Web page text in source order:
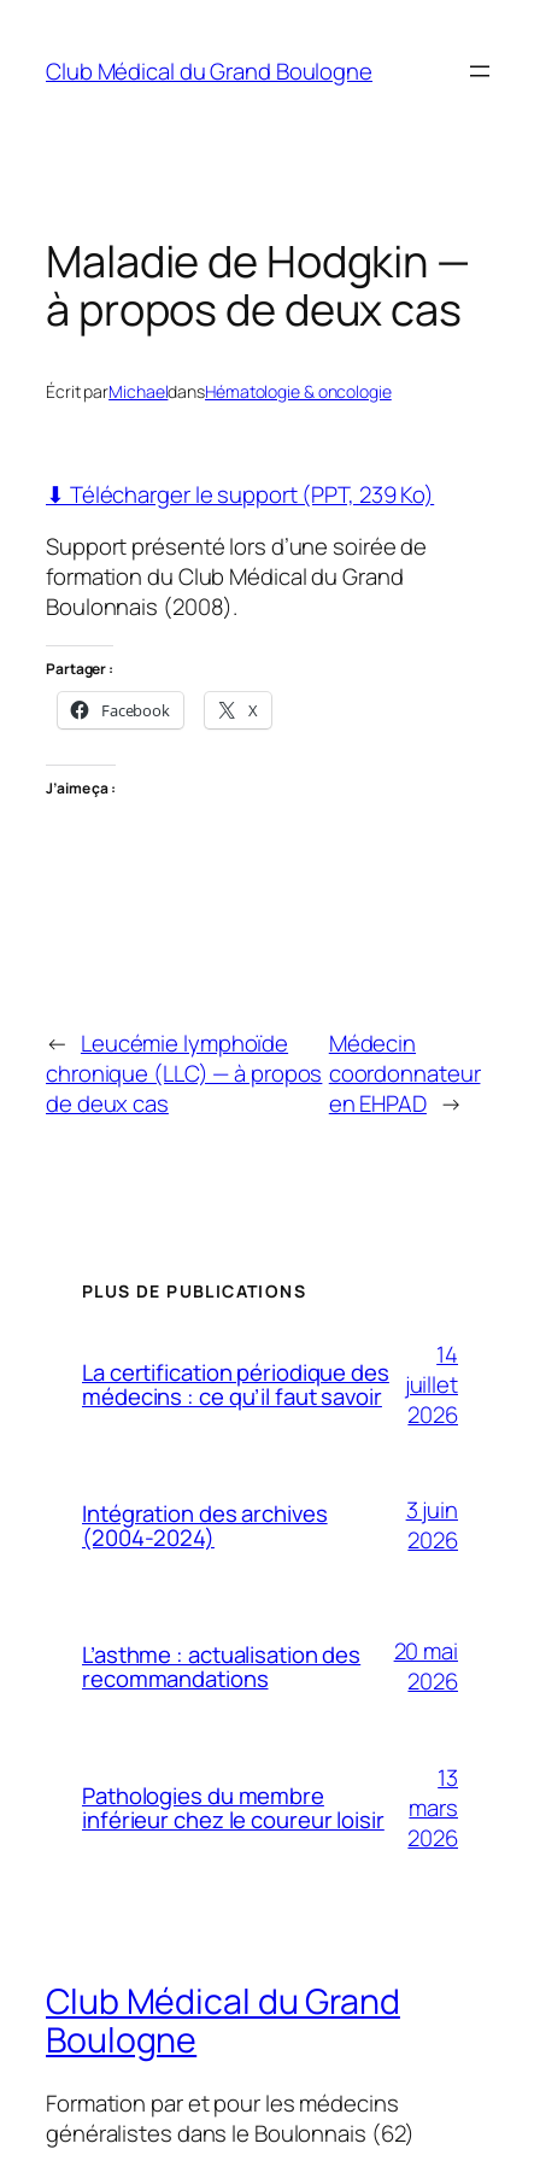
contenu
Club Médical du Grand Boulogne
Maladie de Hodgkin —
à propos de deux cas
Écrit parMichaeldansHématologie & oncologie
⬇ Télécharger le support (PPT, 239 Ko)
Support présenté lors d’une soirée de
formation du Club Médical du Grand
Boulonnais (2008).
Partager :
Facebook X
J’aime ça :
← Leucémie lymphoïde
chronique (LLC) — à propos
de deux cas
Médecin
coordonnateur
en EHPAD →
PLUS DE PUBLICATIONS
La certification périodique des
médecins : ce qu’il faut savoir
14
juillet
2026
Intégration des archives
(2004-2024)
3 juin
2026
L’asthme : actualisation des
recommandations
20 mai
2026
Pathologies du membre
inférieur chez le coureur loisir
13
mars
2026
Club Médical du Grand
Boulogne
Formation par et pour les médecins
généralistes dans le Boulonnais (62)